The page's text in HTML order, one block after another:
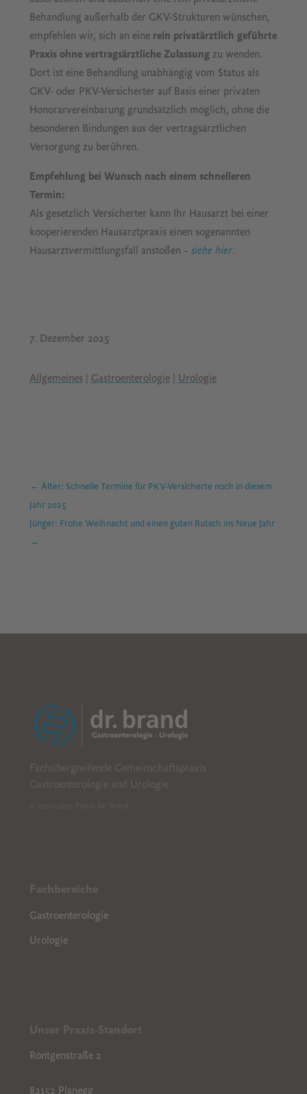
Behandlung außerhalb der GKV-Strukturen wünschen,
empfehlen wir, sich an eine rein privatärztlich geführte
Praxis ohne vertragsärztliche Zulassung zu wenden.
Dort ist eine Behandlung unabhängig vom Status als
GKV- oder PKV-Versicherter auf Basis einer privaten
Honorarvereinbarung grundsätzlich möglich, ohne die
besonderen Bindungen aus der vertragsärztlichen
Versorgung zu berühren.
Empfehlung bei Wunsch nach einem schnelleren
Termin:
Als gesetzlich Versicherter kann Ihr Hausarzt bei einer
kooperierenden Hausarztpraxis einen sogenannten
Hausarztvermittlungsfall anstoßen – siehe hier.
7. Dezember 2025
Allgemeines Gastroenterologie| Urologie
← Älter: Schnelle Termine für PKV-Versicherte noch in diesem
Jahr 2025
Jünger: Frohe Weihnacht und einen guten Rutsch ins Neue Jahr
→
BCDE
Fachübergreifende Gemeinschaftspraxis
Gastroenterologie und Urologie
Fachbereiche
Gastroenterologie
Urologie
Unser Praxis-Standort
Röntgenstraße 2
82152 Planegg